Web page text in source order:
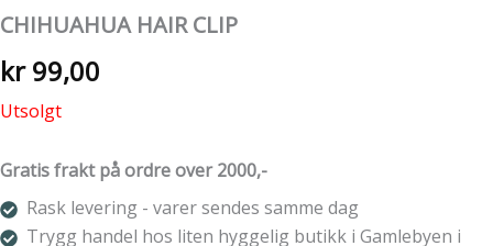
CHIHUAHUA HAIR CLIP
kr99,00
Utsolgt
Gratis frakt på ordre over 2000,-
Rask levering - varer sendes samme dag
Trygg handel hos liten hyggelig butikk i Gamlebyen i